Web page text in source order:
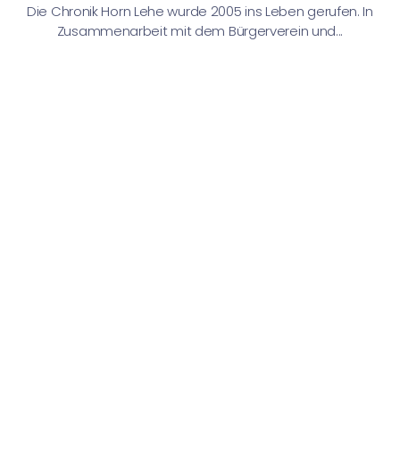
Die Chronik Horn Lehe wurde 2005 ins Leben gerufen. In
Zusammenarbeit mit dem Bürgerverein und...